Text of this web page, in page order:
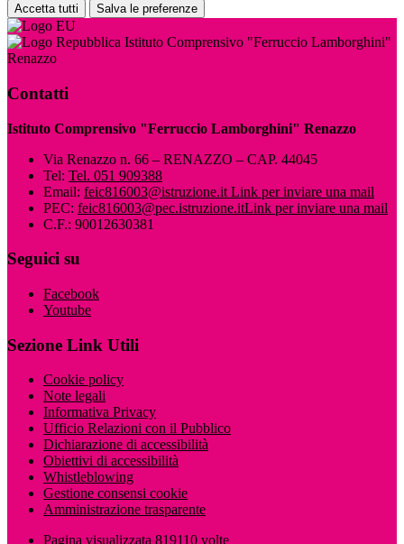
Accetta tutti Salva le preferenze
Istituto Comprensivo "Ferruccio Lamborghini"
Renazzo
Contatti
Istituto Comprensivo "Ferruccio Lamborghini" Renazzo
Via Renazzo n. 66 – RENAZZO – CAP. 44045
Tel: Tel. 051 909388
Email: feic816003@istruzione.it Link per inviare una mail
PEC: feic816003@pec.istruzione.itLink per inviare una mail
C.F.: 90012630381
Seguici su
Facebook
Youtube
Sezione Link Utili
Cookie policy
Note legali
Informativa Privacy
Ufficio Relazioni con il Pubblico
Dichiarazione di accessibilità
Obiettivi di accessibilità
Whistleblowing
Gestione consensi cookie
Amministrazione trasparente
Pagina visualizzata 819110 volte